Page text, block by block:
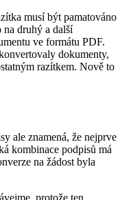
musí být pamatováno
druhý a další
ve formátu PDF.
dokumenty,
razítkem. Nově to
ale znamená, že nejprve
kombinace podpisů má
na žádost byla